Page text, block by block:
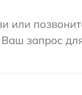
или
запрос